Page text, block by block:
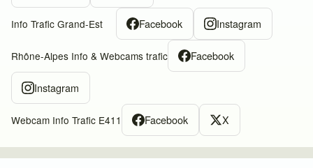
Info Trafic Grand-Est Facebook Instagram
Rhône-Alpes Info & Webcams trafic Facebook
Instagram
Webcam Info Trafic E411 Facebook X